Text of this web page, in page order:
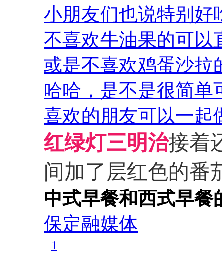
小朋友们也说特别好
不喜欢牛油果的可以
或是不喜欢鸡蛋沙拉
哈哈，是不是很简单
喜欢的朋友可以一起
红绿灯三明治接着
间加了层红色的番
中式早餐和西式早餐
保定融媒体
1